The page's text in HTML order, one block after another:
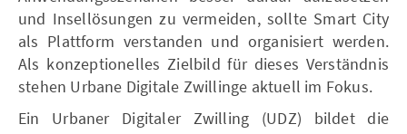
und Insellösungen zu vermeiden, sollte Smart City
als Plattform verstanden und organisiert werden.
Als konzeptionelles Zielbild für dieses Verständnis
stehen Urbane Digitale Zwillinge aktuell im Fokus.
Ein Urbaner Digitaler Zwilling (UDZ) bildet die